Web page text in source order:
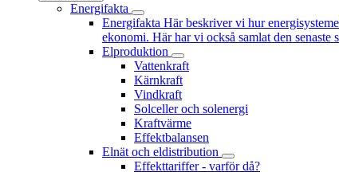
Energifakta
Energifakta Här beskriver vi hur
ekonomi. Här har vi också samlat den
Elproduktion
Vattenkraft
Kärnkraft
Vindkraft
Solceller och solenergi
Kraftvärme
Effektbalansen
Elnät och eldistribution
Effekttariffer - varför då?